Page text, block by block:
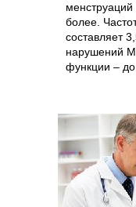
более.
составляет
нарушений
функции – до